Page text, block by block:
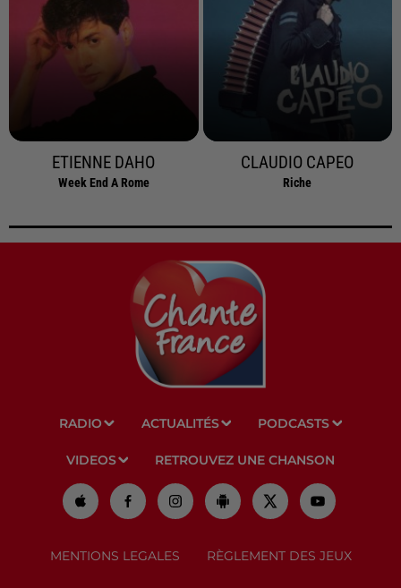
ETIENNE DAHO
Week End A Rome
CLAUDIO CAPEO
Riche
RADIO ACTUALITÉS PODCASTS
VIDEOS RETROUVEZ UNE CHANSON
MENTIONS LEGALES RÈGLEMENT DES JEUX